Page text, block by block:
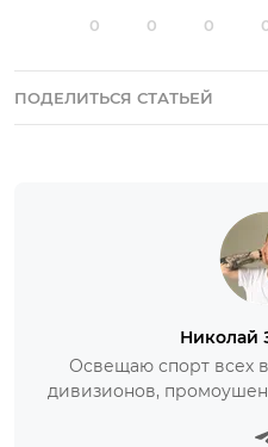
0 0 0
ПОДЕЛИТЬСЯ СТАТЬЕЙ
Николай
Освещаю спорт всех
дивизионов,